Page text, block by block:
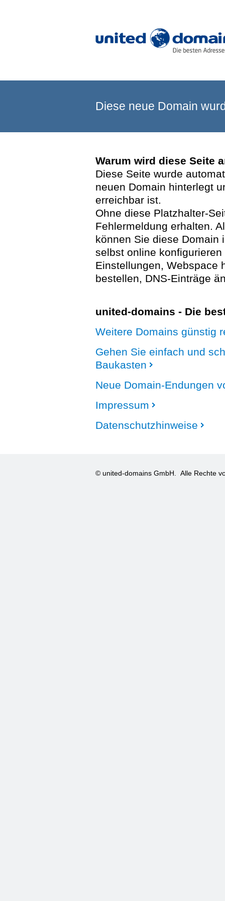
Diese neue Domain
Warum wird diese Seite
Diese Seite wurde
neuen Domain hinterlegt
erreichbar ist.
Ohne diese Platzhalter-
Fehlermeldung erhalten.
können Sie diese Domain
selbst online
Einstellungen, Webspace
bestellen, DNS-Einträge
united-domains - Die
Weitere Domains günstig
Gehen Sie einfach und
Baukasten
Neue Domain-Endungen
Impressum
Datenschutzhinweise
© united-domains GmbH. Alle Rechte